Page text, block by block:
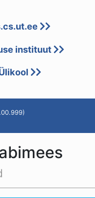
instituut